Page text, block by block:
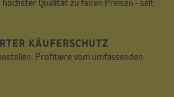
Qualität zu fairen Preisen - seit
KÄUFERSCHUTZ
Profitiere vom umfassenden